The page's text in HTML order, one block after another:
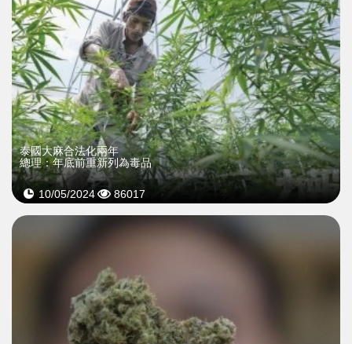
泰國大麻合法化兩年
總理：年底前重新列為毒品
10/05/2024 86017